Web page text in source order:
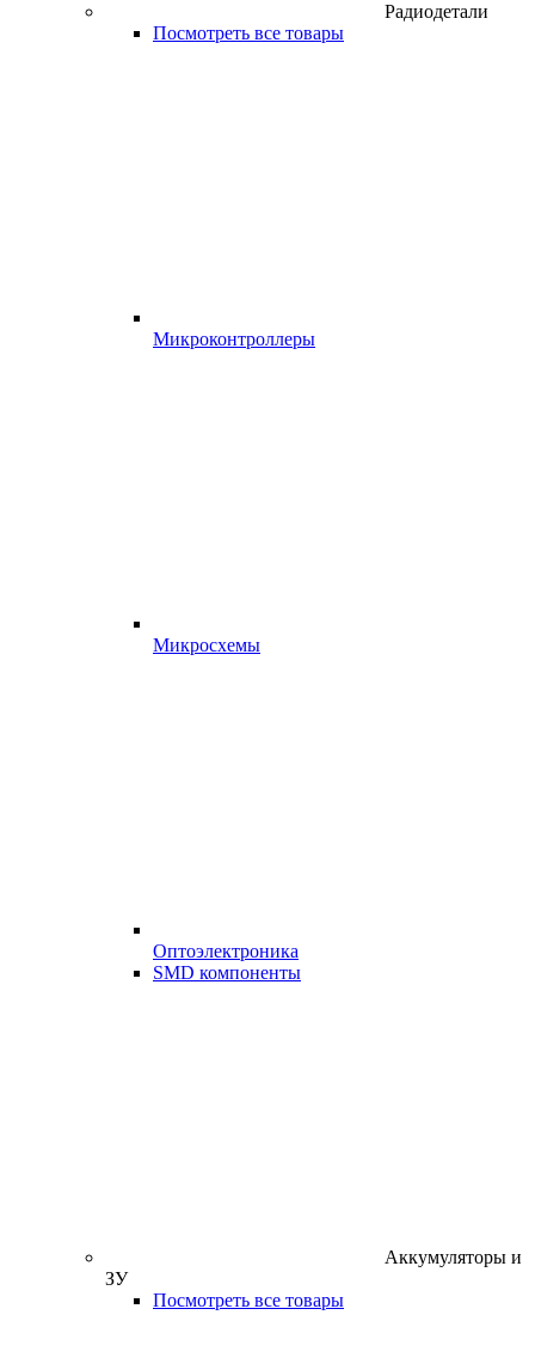
Радиодетали
Посмотреть все товары
Микроконтроллеры
Микросхемы
Оптоэлектроника
SMD компоненты
Аккумуляторы и
ЗУ
Посмотреть все товары